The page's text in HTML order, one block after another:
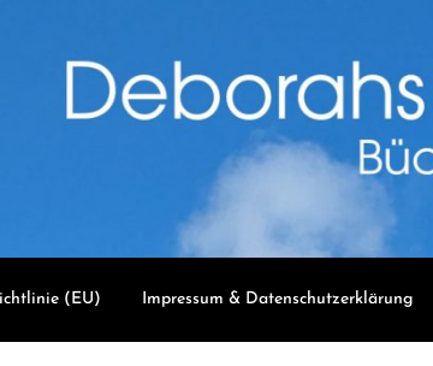
(EU) Impressum & Datenschutzerklärung